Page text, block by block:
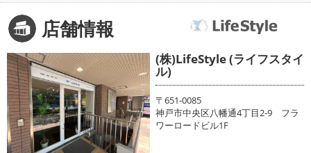
店舗情報
(株)LifeStyle (ライフスタイ
ル)
〒651-0085
神戸市中央区八幡通4丁目2-9 フラ
ワーロードビル1F